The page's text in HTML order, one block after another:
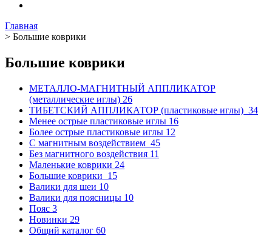
Главная
> Большие коврики
Большие коврики
МЕТАЛЛО-МАГНИТНЫЙ АППЛИКАТОР
(металлические иглы) 26
ТИБЕТСКИЙ АППЛИКАТОР (пластиковые иглы) 34
Менее острые пластиковые иглы 16
Более острые пластиковые иглы 12
С магнитным воздействием 45
Без магнитного воздействия 11
Маленькие коврики 24
Большие коврики 15
Валики для шеи 10
Валики для поясницы 10
Пояс 3
Новинки 29
Общий каталог 60